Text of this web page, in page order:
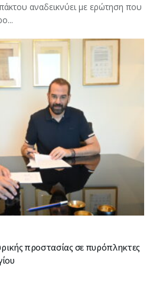
αναδεικνύει με ερώτηση που
προστασίας σε πυρόπληκτες